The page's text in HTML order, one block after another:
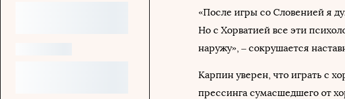
«После игры со Словенией я
Но с Хорватией все эти
наружу», – сокрушается
Карпин уверен, что играть с
прессинга сумасшедшего от